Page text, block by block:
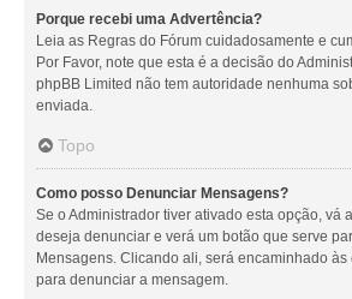
Porque recebi uma Advertência?
Leia as Regras do Fórum cuidadosamente e
Por Favor, note que esta é a decisão do
phpBB Limited não tem autoridade nenhuma
enviada.
Topo
Como posso Denunciar Mensagens?
Se o Administrador tiver ativado esta opção, vá
deseja denunciar e verá um botão que serve
Mensagens. Clicando ali, será encaminhado
para denunciar a mensagem.